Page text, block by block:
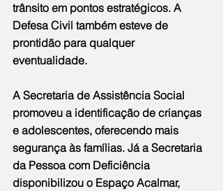
trânsito em pontos estratégicos. A
Defesa Civil também esteve de
prontidão para qualquer
eventualidade.
A Secretaria de Assistência Social
promoveu a identificação de crianças
e adolescentes, oferecendo mais
segurança às famílias. Já a Secretaria
da Pessoa com Deficiência
disponibilizou o Espaço Acalmar,